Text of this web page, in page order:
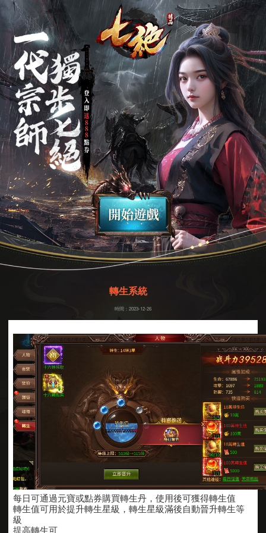
轉生系統
時間：2023-12-26
每日可通過元寶或點券購買轉生丹，使用後可獲得轉生值
轉生值可用於提升轉生星級，轉生星級滿後自動晉升轉生等
級
提高轉生可